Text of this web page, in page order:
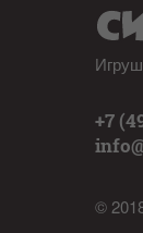
+7
©